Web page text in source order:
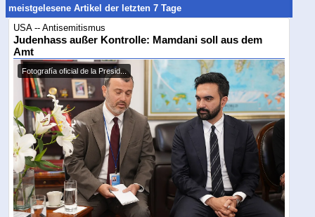
meistgelesene Artikel der letzten 7 Tage
USA -- Antisemitismus
Judenhass außer Kontrolle: Mamdani soll aus dem
Amt
Fotografía oficial de la Presid...